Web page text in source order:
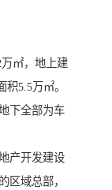
㎡，地上建
5.5万㎡。
下全部为车
产开发建设
区域总部，